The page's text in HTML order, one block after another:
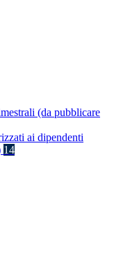
(da pubblicare
ai dipendenti
14